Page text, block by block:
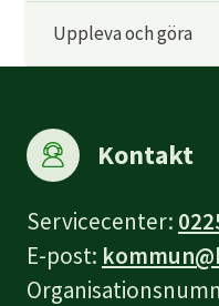
Uppleva och göra
Kontakt
Servicecenter:
E-post: